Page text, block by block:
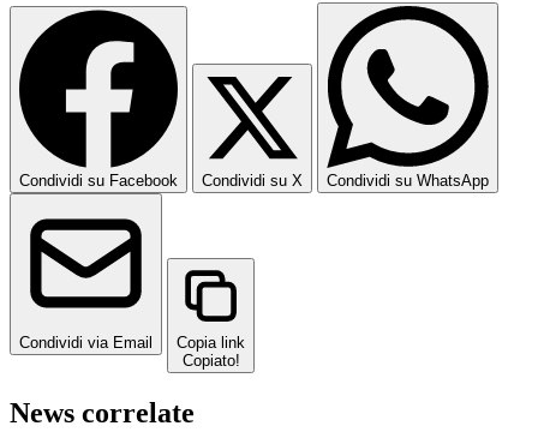
Condividi su Facebook Condividi su X Condividi su WhatsApp
Condividi via Email
Copia link
Copiato!
News correlate